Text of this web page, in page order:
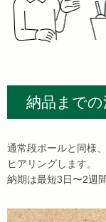
納品までの
通常段ボールと同様
ヒアリングします。
納期は最短3日〜2週